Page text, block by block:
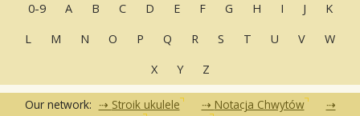
0-9 A B C D E F G H I J
K
L
M N O P Q R S T U V
W
X
Y Z
Our network: Stroik ukulele
Notacja Chwytów